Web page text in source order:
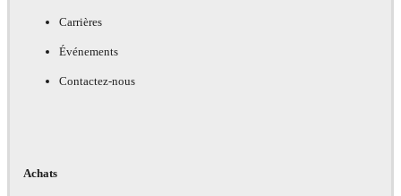
Carrières
Événements
Contactez-nous
Achats